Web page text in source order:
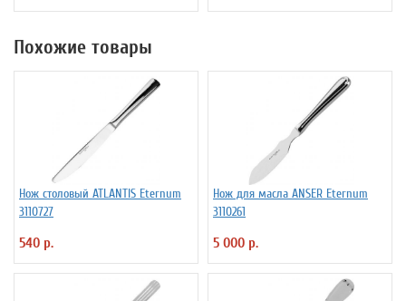
Похожие товары
Нож столовый ATLANTIS Eternum
3110727
540 р.
Нож для масла ANSER Eternum
3110261
5 000 р.